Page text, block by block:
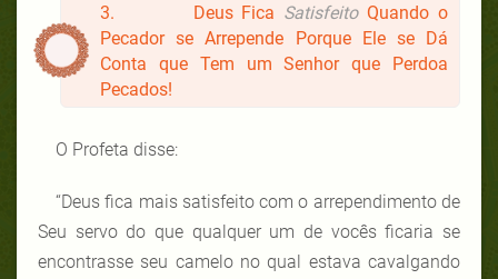
3. Deus Fica SatisfeitoQuando o
Pecador se Arrepende Porque Ele se Dá
Conta que Tem um Senhor que Perdoa
Pecados!
O Profeta disse:
“Deus fica mais satisfeito com o arrependimento de
Seu servo do que qualquer um de vocês ficaria se
encontrasse seu camelo no qual estava cavalgando